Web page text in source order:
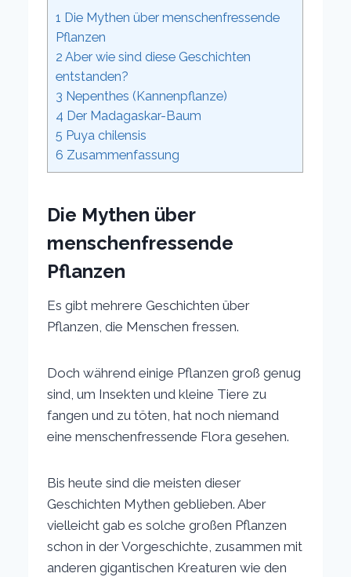
1 Die Mythen über menschenfressende
Pflanzen
2 Aber wie sind diese Geschichten
entstanden?
3 Nepenthes (Kannenpflanze)
4 Der Madagaskar-Baum
5 Puya chilensis
6 Zusammenfassung
Die Mythen über
menschenfressende
Pflanzen
Es gibt mehrere Geschichten über
Pflanzen, die Menschen fressen.
Doch während einige Pflanzen groß genug
sind, um Insekten und kleine Tiere zu
fangen und zu töten, hat noch niemand
eine menschenfressende Flora gesehen.
Bis heute sind die meisten dieser
Geschichten Mythen geblieben. Aber
vielleicht gab es solche großen Pflanzen
schon in der Vorgeschichte, zusammen mit
anderen gigantischen Kreaturen wie den